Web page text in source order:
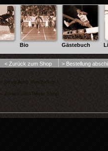
Bio Gästebuch
< Zurück zum Shop > Bestellung
> Bestellung abschicken !
< Zurück zum Bilder Shop